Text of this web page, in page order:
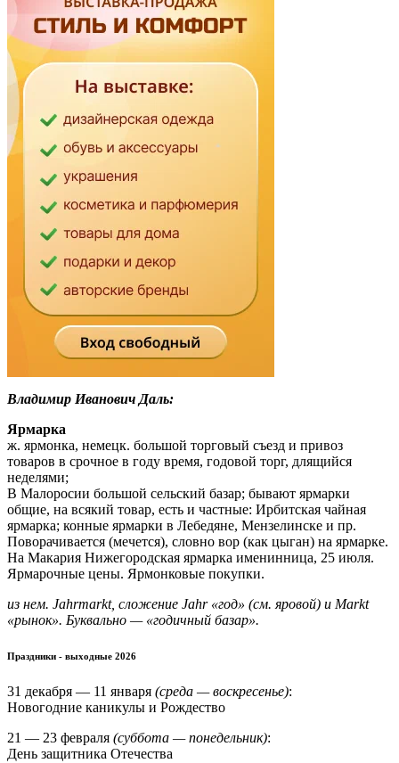
Владимир Иванович Даль:
Ярмарка
ж. ярмонка, немецк. большой торговый съезд и привоз
товаров в срочное в году время, годовой торг, длящийся
неделями;
В Малоросии большой сельский базар; бывают ярмарки
общие, на всякий товар, есть и частные: Ирбитская чайная
ярмарка; конные ярмарки в Лебедяне, Мензелинске и пр.
Поворачивается (мечется), словно вор (как цыган) на ярмарке.
На Макария Нижегородская ярмарка именинница, 25 июля.
Ярмарочные цены. Ярмонковые покупки.
из нем. Jahrmarkt, сложение Jahr «год» (см. яровой) и Markt
«рынок». Буквально — «годичный базар».
Праздники - выходные 2026
31 декабря — 11 января (среда — воскресенье):
Новогодние каникулы и Рождество
21 — 23 февраля (суббота — понедельник):
День защитника Отечества